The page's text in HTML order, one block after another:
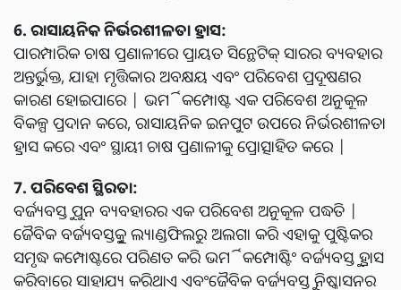
6. ରାସାୟନିକ ନିର୍ଭରଶୀଳତା ହ୍ରାସ:
ପାରମ୍ପାରିକ ଚାଷ ପ୍ରଣାଳୀରେ ପ୍ରାୟତ ସିନ୍ଥେଟିକ୍ ସାରର ବ୍ୟବହାର
ଅନ୍ତର୍ଭୁକ୍ତ, ଯାହା ମୃତ୍ତିକାର ଅବକ୍ଷୟ ଏବଂ ପରିବେଶ ପ୍ରଦୂଷଣର
କାରଣ ହୋଇପାରେ | ଭର୍ମିକମ୍ପୋଷ୍ଟ ଏକ ପରିବେଶ ଅନୁକୂଳ
ବିକଳ୍ପ ପ୍ରଦାନ କରେ, ରାସାୟନିକ ଇନପୁଟ ଉପରେ ନିର୍ଭରଶୀଳତା
ହ୍ରାସ କରେ ଏବଂ ସ୍ଥାୟୀ ଚାଷ ପ୍ରଣାଳୀକୁ ପ୍ରୋତ୍ସାହିତ କରେ |
7. ପରିବେଶ ସ୍ଥିରତା:
ବର୍ଜ୍ୟବସ୍ତୁ ପୁନ ବ୍ୟବହାରର ଏକ ପରିବେଶ ଅନୁକୂଳ ପଦ୍ଧତି |
ଜୈବିକ ବର୍ଜ୍ୟବସ୍ତୁକୁ ଲ୍ୟାଣ୍ଡଫିଲରୁ ଅଲଗା କରି ଏହାକୁ ପୁଷ୍ଟିକର
ସମୃଦ୍ଧ କମ୍ପୋଷ୍ଟରେ ପରିଣତ କରି ଭର୍ମିକମ୍ପୋଷ୍ଟିଂ ବର୍ଜ୍ୟବସ୍ତୁ ହ୍ରାସ
କରିବାରେ ସାହାଯ୍ୟ କରିଥାଏ ଏବଂଜୈବିକ ବର୍ଜ୍ୟବସ୍ତୁ ନିଷ୍କାସନର